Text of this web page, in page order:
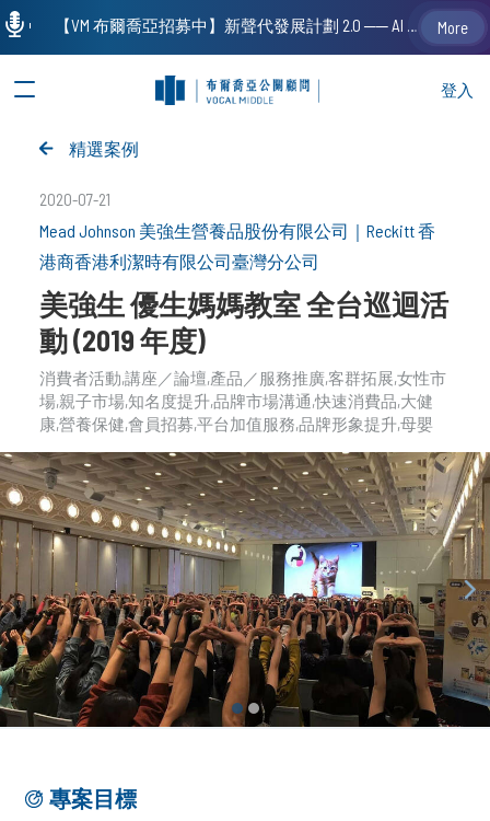
登入
精選案例
2020-07-21
Mead Johnson 美強生營養品股份有限公司 ｜ Reckitt 香
港商香港利潔時有限公司臺灣分公司
美強生 優生媽媽教室 全台巡迴活
動 (2019 年度)
消費者活動 講座／論壇 產品／服務推廣客群拓展 女性市
場親子市場知名度提升品牌市場溝通 快速消費品 大健
康 營養保健 會員招募 平台加值服務 品牌形象提升母嬰
專案目標
【VM 布爾喬亞招募中】新聲代發展計劃 2.0 ── AI PR 人才加速養成計劃（歡迎「應屆畢業生」、「一年以下相關 / 三年以下非相關經驗工作者」申請加入） More